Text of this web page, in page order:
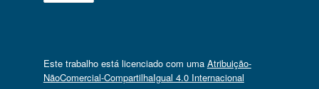
Este trabalho está licenciado com uma Atribuição-
NãoComercial-CompartilhaIgual 4.0 Internacional